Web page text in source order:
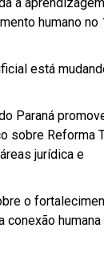
humano no
está
Paraná
sobre Reforma
jurídica e
o
humana